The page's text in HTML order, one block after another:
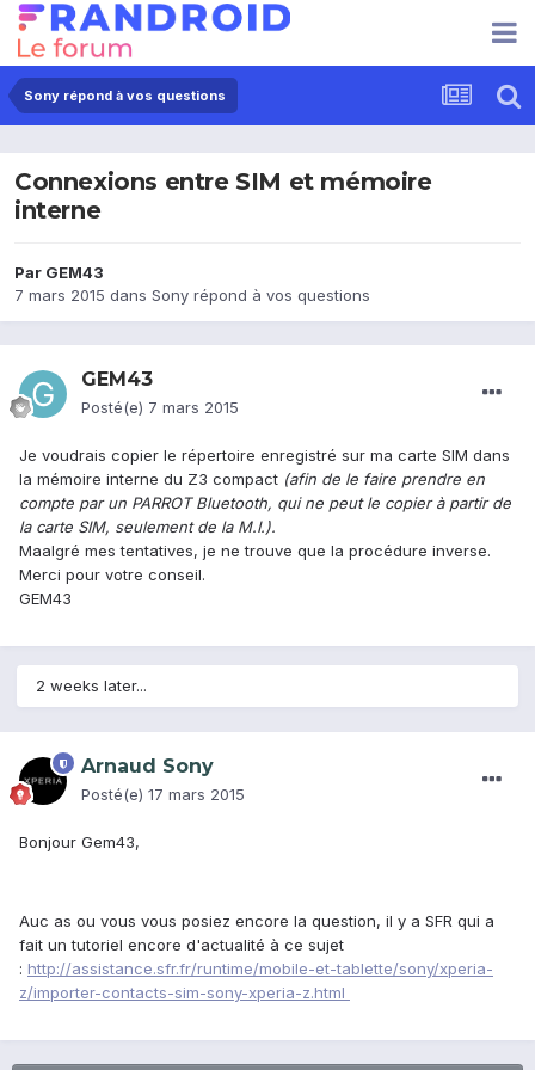
Sony répond à vos questions
Connexions entre SIM et mémoire
interne
Par GEM43
7 mars 2015 dans Sony répond à vos questions
GEM43
Posté(e) 7 mars 2015
Je voudrais copier le répertoire enregistré sur ma carte SIM dans
la mémoire interne du Z3 compact (afin de le faire prendre en
compte par un PARROT Bluetooth, qui ne peut le copier à partir de
la carte SIM, seulement de la M.I.).
Maalgré mes tentatives, je ne trouve que la procédure inverse.
Merci pour votre conseil.
GEM43
2 weeks later...
Arnaud Sony
Posté(e) 17 mars 2015
Bonjour Gem43,
Auc as ou vous vous posiez encore la question, il y a SFR qui a
fait un tutoriel encore d'actualité à ce sujet
: http://assistance.sfr.fr/runtime/mobile-et-tablette/sony/xperia-
z/importer-contacts-sim-sony-xperia-z.html